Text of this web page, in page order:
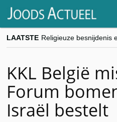
LAATSTE
KKL België
Forum
Israël bestelt